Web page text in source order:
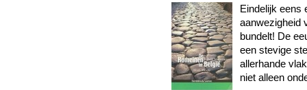
Eindelijk eens
aanwezigheid
bundelt! De
een stevige
allerhande
niet alleen